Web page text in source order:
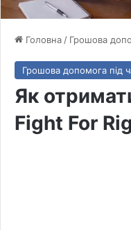
Головна / Грошова
Грошова допомога під
Як
Fight For